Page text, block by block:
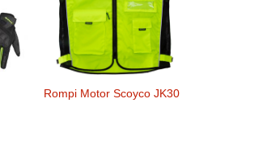
Rompi Motor Scoyco JK30